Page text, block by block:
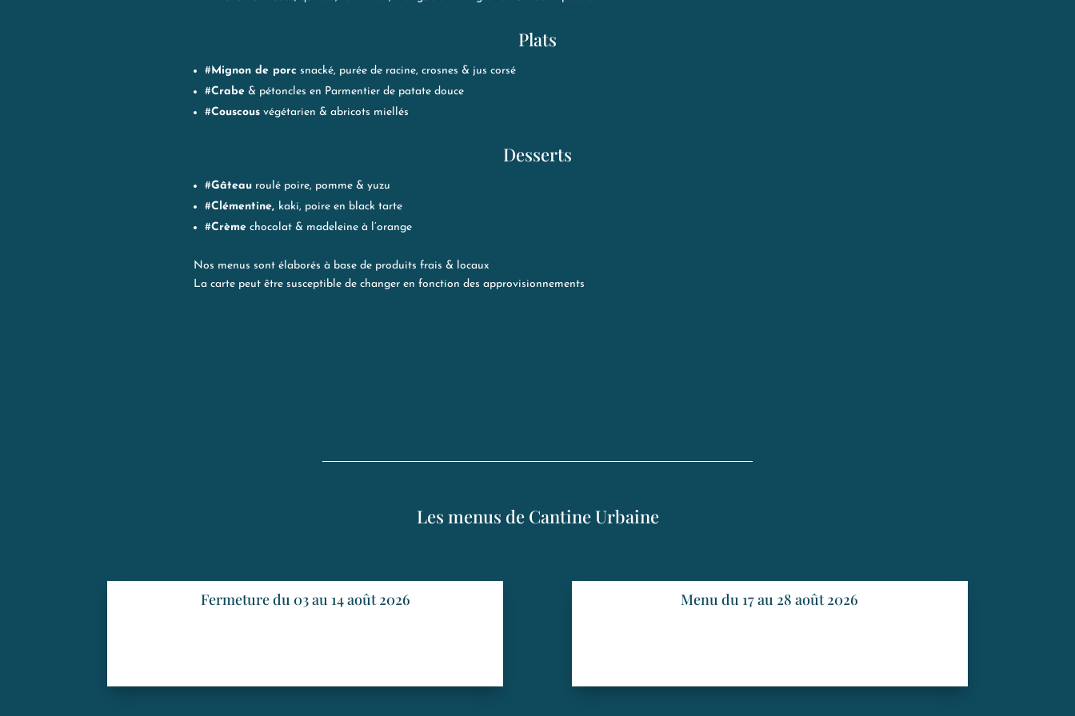
Plats
#Mignon de porc snacké, purée de racine, crosnes & jus corsé
#Crabe& pétoncles en Parmentier de patate douce
#Couscousvégétarien & abricots miellés
Desserts
#Gâteauroulé poire, pomme & yuzu
#Clémentine, kaki, poire en black tarte
#Crèmechocolat & madeleine à l’orange
Nos menus sont élaborés à base de produits frais & locaux
La carte peut être susceptible de changer en fonction des approvisionnements
Les menus de Cantine Urbaine
Fermeture du 03 au 14 août 2026 Menu du 17 au 28 août 2026